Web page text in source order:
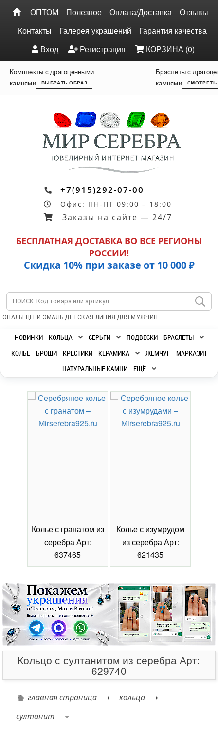
ОПТОМ Полезное Оплата/Доставка
Отзывы
Контакты
Галерея украшений
Гарантия качества
Вход
Регистрация КОРЗИНА (0)
Комплекты с драгоценными
камнями
ВЫБРАТЬ ОБРАЗ
Браслеты с
камнями
СМОТРЕТЬ
+7(915)292-07-00
Офис: ПН-ПТ 09:00 – 18:00
Заказы на сайте — 24/7
БЕСПЛАТНАЯ ДОСТАВКА ВО ВСЕ РЕГИОНЫ
РОССИИ!
Скидка 10% при заказе от 10 000 ₽
ОПАЛЫ | ЦЕПИ |ЭМАЛЬ|ДЕТСКАЯ ЛИНИЯ |ДЛЯ МУЖЧИН
НОВИНКИ КОЛЬЦА СЕРЬГИ ПОДВЕСКИ
БРАСЛЕТЫ
КОЛЬЕ
БРОШИ КРЕСТИКИ КЕРАМИКА ЖЕМЧУГ
МАРКАЗИТ
НАТУРАЛЬНЫЕ КАМНИ
ЕЩЁ
Колье с гранатом из
серебра Арт:
637465
Колье с изумрудом
из серебра Арт:
621435
Кольцо с султанитом из серебра Арт:
629740
главная страница
кольца
султанит